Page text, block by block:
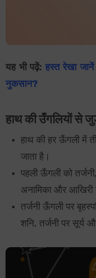
यह भी पढ़ें: हस्त रेखा
नुकसान?
हाथ की उँगलियों से
हाथ की हर ऊँगली में
जाता है।
पहली ऊँगली को
अनामिका और आखिरी
तर्जनी ऊँगली पर
शनि, तर्जनी पर सूर्य